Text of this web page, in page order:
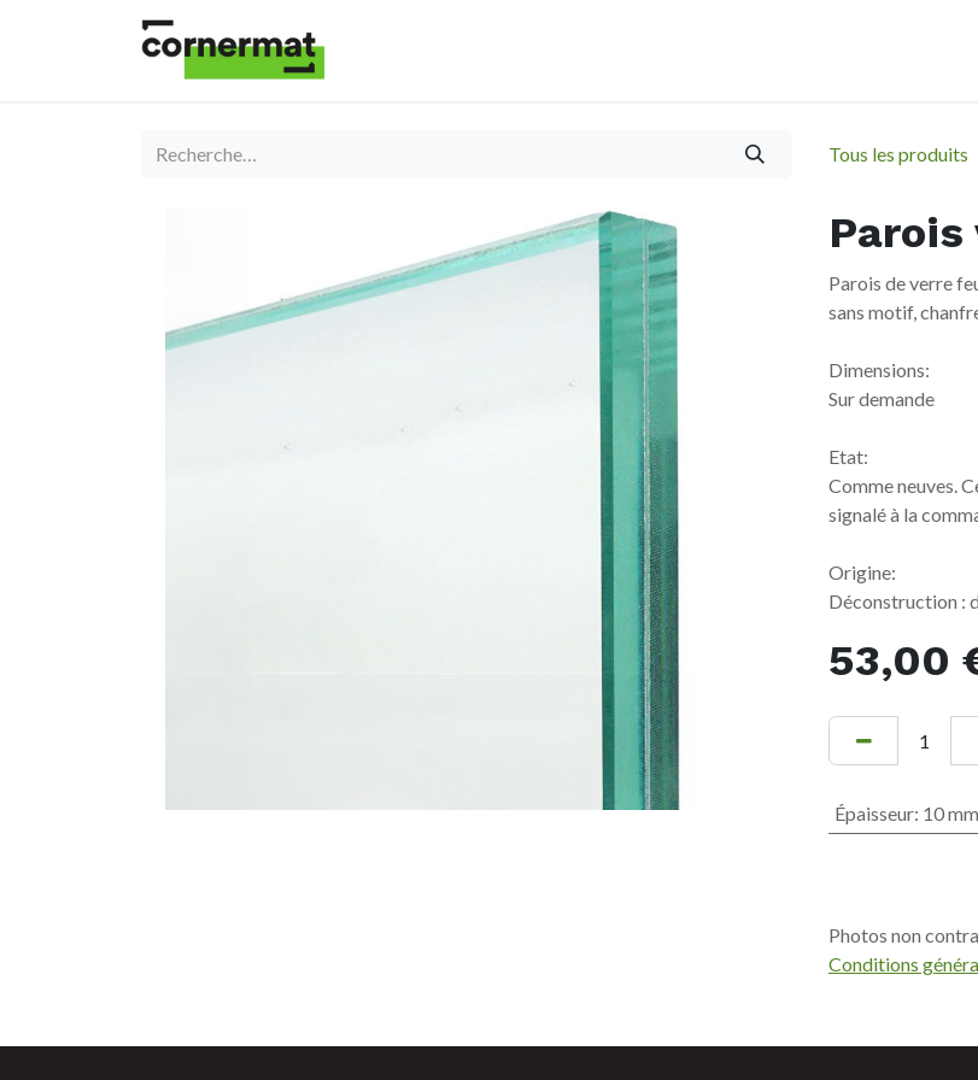
Tous les produits
Parois de verre
sans motif,
Dimensions:
Sur demande
Etat:
Comme neuves.
signalé à la
Origine:
Déconstruction :
53,00
Épaisseur: 10 mm
Photos non
Conditions